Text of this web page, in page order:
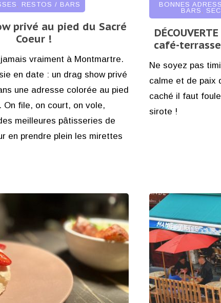
, RESTOS / BARS
privé au pied du Sacré
Coeur !
jamais vraiment à Montmartre.
en date : un drag show privé
une adresse colorée au pied
On file, on court, on vole,
meilleures pâtisseries de
en prendre plein les mirettes
BONNES
BARS ,
café-
Ne soyez pas
calme et de paix
caché il faut
sirote !